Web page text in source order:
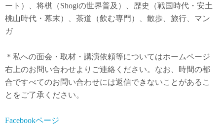
ート）、将棋（Shogiの世界普及）、歴史（戦国時代・安土
桃山時代・幕末）、茶道（飲む専門）、散歩、旅行、マン
ガ
＊私への面会・取材・講演依頼等についてはホームページ
右上のお問い合わせよりご連絡ください。なお、時間の都
合ですべてのお問い合わせには返信できないことがあるこ
とをご了承ください。
Facebookページ